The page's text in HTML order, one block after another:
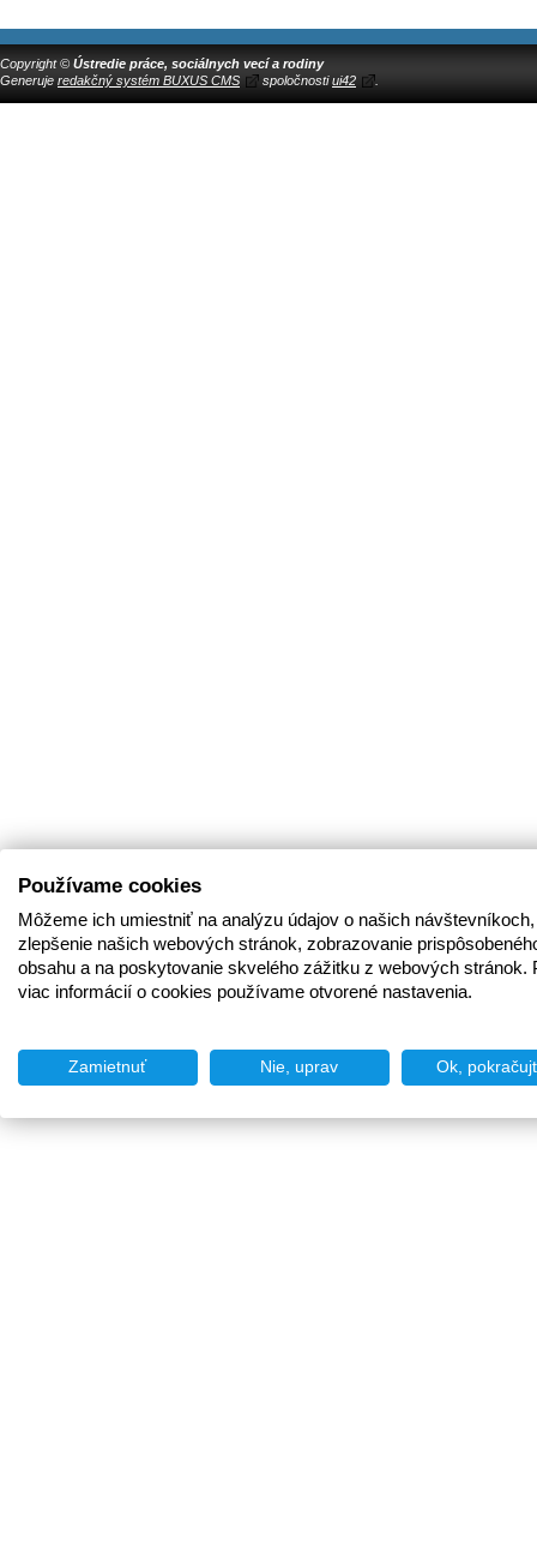
Copyright © Ústredie práce, sociálnych vecí a rodiny
Generuje redakčný systém BUXUS CMS spoločnostiui42
Používame cookies
Môžeme ich umiestniť na analýzu údajov o našich
zlepšenie našich webových stránok, zobrazovanie
obsahu a na poskytovanie skvelého zážitku z webových stránok.
viac informácií o cookies používame otvorené nastavenia.
Zamietnuť Nie, uprav Ok,